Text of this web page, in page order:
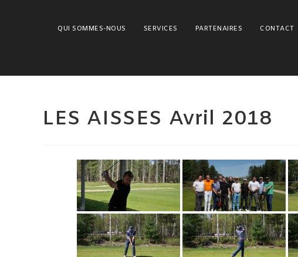
QUI SOMMES-NOUS SERVICES PARTENAIRES CONTACT
LES AISSES Avril 2018